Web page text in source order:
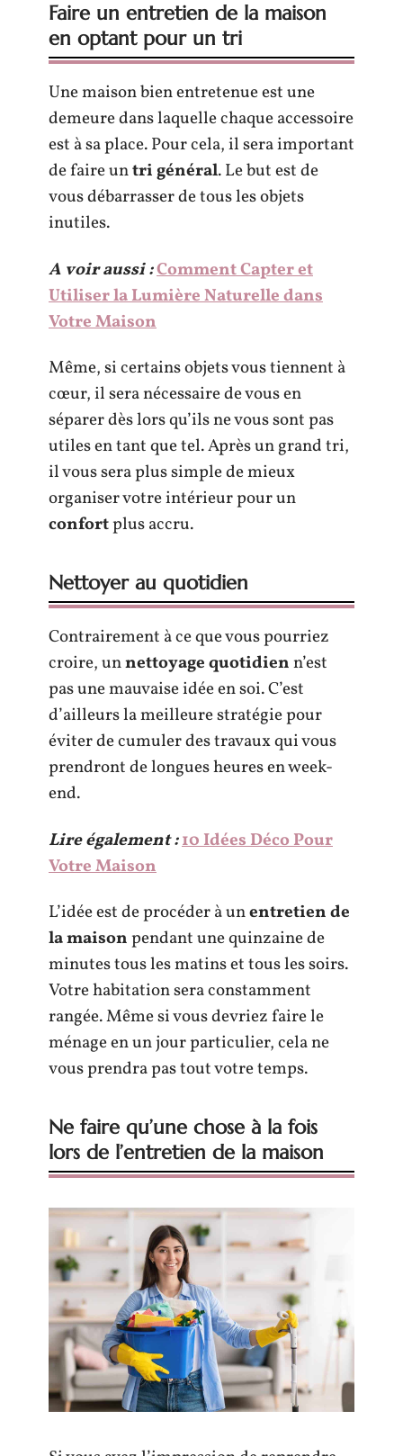
Faire un entretien de la maison
en optant pour un tri
Une maison bien entretenue est une
demeure dans laquelle chaque accessoire
est à sa place. Pour cela, il sera important
de faire untri général. Le but est de
vous débarrasser de tous les objets
inutiles.
A voir aussi :Comment Capter et
Utiliser la Lumière Naturelle dans
Votre Maison
Même, si certains objets vous tiennent à
cœur, il sera nécessaire de vous en
séparer dès lors qu’ils ne vous sont pas
utiles en tant que tel. Après un grand tri,
il vous sera plus simple de mieux
organiser votre intérieur pour un
confortplus accru.
Nettoyer au quotidien
Contrairement à ce que vous pourriez
croire, unnettoyage quotidienn’est
pas une mauvaise idée en soi. C’est
d’ailleurs la meilleure stratégie pour
éviter de cumuler des travaux qui vous
prendront de longues heures en week-
end.
Lire également :10 Idées Déco Pour
Votre Maison
L’idée est de procéder à unentretien de
la maisonpendant une quinzaine de
minutes tous les matins et tous les soirs.
Votre habitation sera constamment
rangée. Même si vous devriez faire le
ménage en un jour particulier, cela ne
vous prendra pas tout votre temps.
Ne faire qu’une chose à la fois
lors de l’entretien de la maison